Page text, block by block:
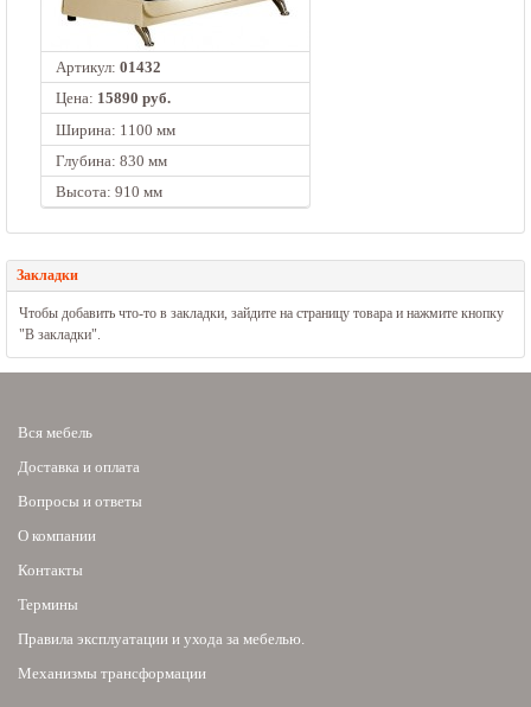
Артикул: 01432
Цена: 15890 руб.
Ширина: 1100 мм
Глубина: 830 мм
Высота: 910 мм
Закладки
Чтобы добавить что-то в закладки, зайдите на страницу товара и нажмите кнопку
"В закладки".
Вся мебель
Доставка и оплата
Вопросы и ответы
О компании
Контакты
Термины
Правила эксплуатации и ухода за мебелью.
Механизмы трансформации